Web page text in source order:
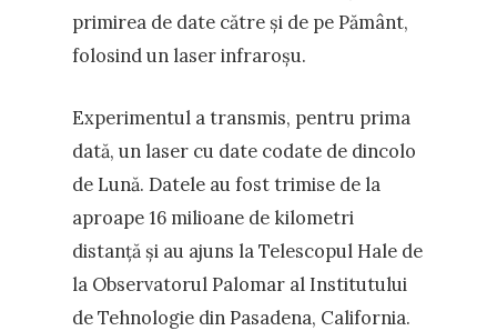
primirea de date către și de pe Pământ,
folosind un laser infraroșu.
Experimentul a transmis, pentru prima
dată, un laser cu date codate de dincolo
de Lună. Datele au fost trimise de la
aproape 16 milioane de kilometri
distanță și au ajuns la Telescopul Hale de
la Observatorul Palomar al Institutului
de Tehnologie din Pasadena, California.